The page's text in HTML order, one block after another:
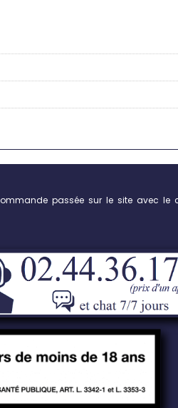
passée sur le site avec le